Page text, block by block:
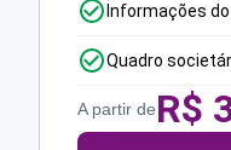
Informações do
Quadro
A partir deR$